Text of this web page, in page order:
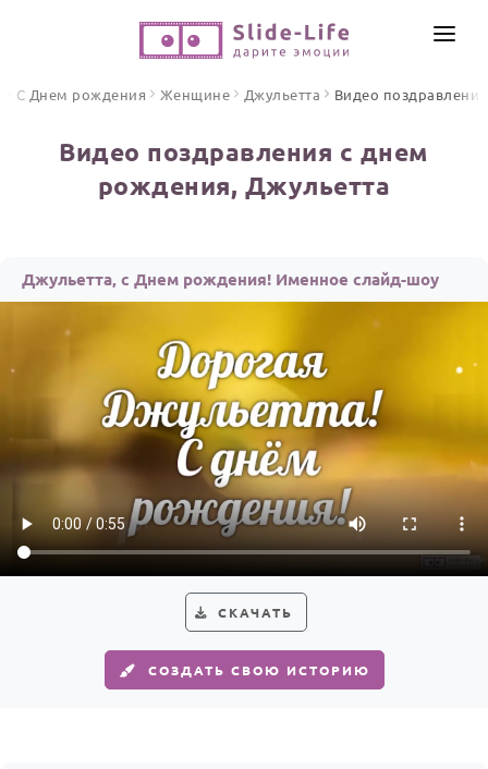
ПО ФОРМАТУ
Открытки
Стихи и тексты
С Днем рождения
Юбилей
Годовщина свадьбы
Календарь праздников
Женщине
Мужчине
ИНСТРУМЕНТЫ
ОТЗЫВЫ
С Днем рождения Женщине Джульетта Видео поздравления
Видео поздравления с днем
рождения, Джульетта
Джульетта, с Днем рождения! Именное слайд-шоу
СКАЧАТЬ
СОЗДАТЬ СВОЮ ИСТОРИЮ